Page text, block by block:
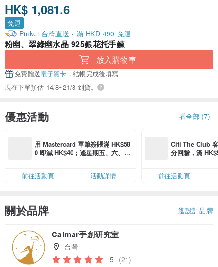
HK$ 1,081.6
免運
Pinkoi 台灣直送 - 滿 HKD 490 免運
粉幽、翠綠幽水晶 925銀花托手鍊
放入購物車
免費贈送電子賀卡 ，結帳完成後填寫
現在下單預估 14/8~21/8 到貨。
優惠活動 看全部 (7)
用 Mastercard 單筆簽賬滿 HK$58
0 即減 HK$40；逢星期五、六、日
卡」結帳）
前往活動頁 活動詳情
Citi The Club
分回贈，滿
前往活動頁
關於品牌 逛設計品牌
Calmar手創研究室
台灣
5 (21)